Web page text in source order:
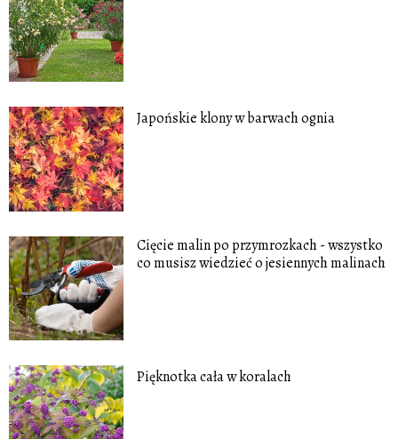
Japońskie klony w barwach ognia
Cięcie malin po przymrozkach - wszystko
co musisz wiedzieć o jesiennych malinach
Pięknotka cała w koralach